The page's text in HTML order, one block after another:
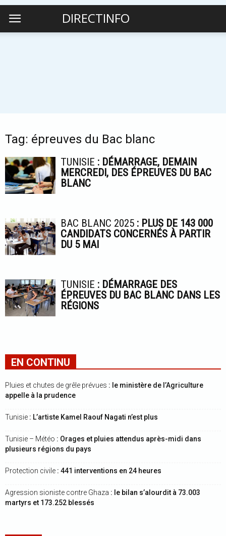
DIRECTINFO
Tag: épreuves du Bac blanc
TUNISIE : DÉMARRAGE, DEMAIN
MERCREDI, DES ÉPREUVES DU BAC
BLANC
BAC BLANC 2025 : PLUS DE 143 000
CANDIDATS CONCERNÉS À PARTIR
DU 5 MAI
TUNISIE : DÉMARRAGE DES
ÉPREUVES DU BAC BLANC DANS LES
RÉGIONS
EN CONTINU
Pluies et chutes de grêle prévues : le ministère de l’Agriculture
appelle à la prudence
Tunisie : L’artiste Kamel Raouf Nagati n’est plus
Tunisie – Météo : Orages et pluies attendus après-midi dans
plusieurs régions du pays
Protection civile : 441 interventions en 24 heures
Agression sioniste contre Ghaza : le bilan s’alourdit à 73.003
martyrs et 173.252 blessés